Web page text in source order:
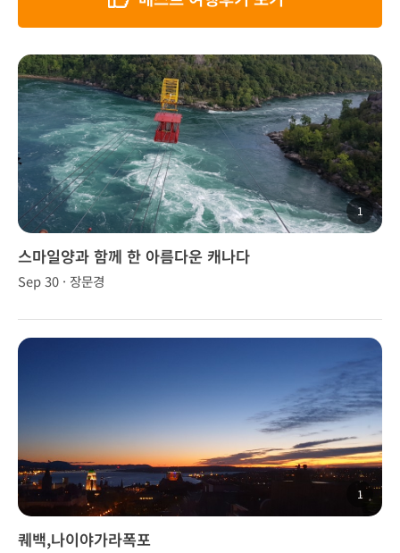
1
스마일양과 함께 한 아름다운 캐나다
Sep 30 · 장문경
1
퀘백,나이야가라폭포